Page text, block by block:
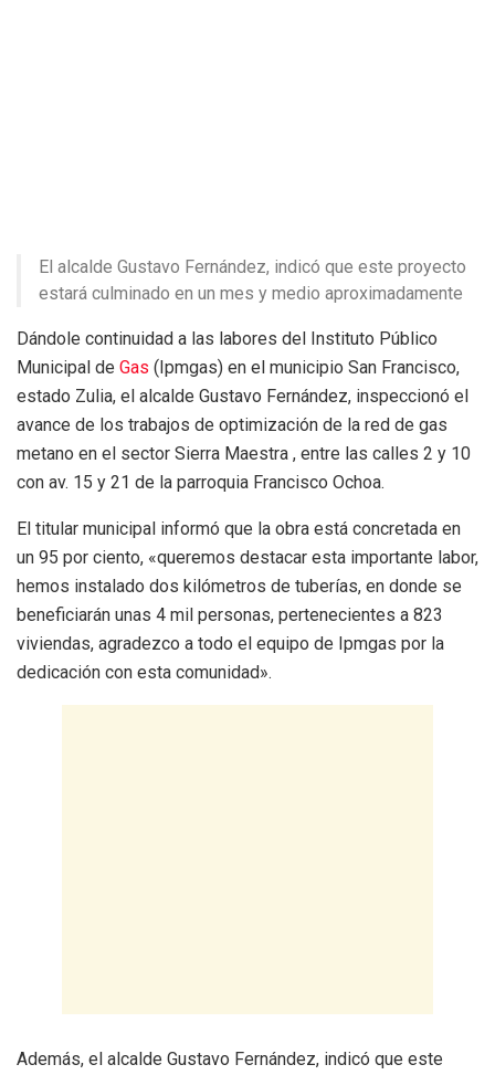
El alcalde Gustavo Fernández, indicó que este proyecto
estará culminado en un mes y medio aproximadamente
Dándole continuidad a las labores del Instituto Público
Municipal de Gas (Ipmgas) en el municipio San Francisco,
estado Zulia, el alcalde Gustavo Fernández, inspeccionó el
avance de los trabajos de optimización de la red de gas
metano en el sector Sierra Maestra , entre las calles 2 y 10
con av. 15 y 21 de la parroquia Francisco Ochoa.
El titular municipal informó que la obra está concretada en
un 95 por ciento, «queremos destacar esta importante labor,
hemos instalado dos kilómetros de tuberías, en donde se
beneficiarán unas 4 mil personas, pertenecientes a 823
viviendas, agradezco a todo el equipo de Ipmgas por la
dedicación con esta comunidad».
Además, el alcalde Gustavo Fernández, indicó que este